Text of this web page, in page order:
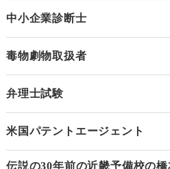
中小企業診断士
毒物劇物取扱者
弁理士試験
米国パテントエージェント
伝説の30年前の近畿予備校の